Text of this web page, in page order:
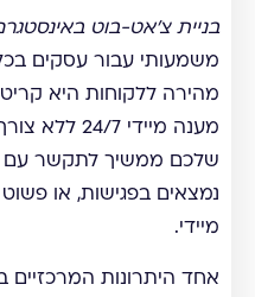
בניית צ'אט-בוט
משמעותי עבור עסקים
מהירה ללקוחות היא
מענה מיידי
שלכם ממשיך לתקשר עם
נמצאים בפגישות, או
מיידי.
אחד היתרונות המרכזיים